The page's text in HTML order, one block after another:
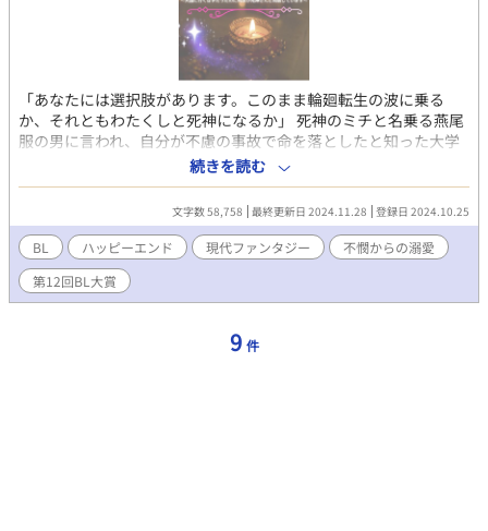
「あなたには選択肢があります。このまま輪廻転生の波に乗る
か、それともわたくしと死神になるか」 死神のミチと名乗る燕尾
服の男に言われ、自分が不慮の事故で命を落としたと知った大学
生の千沙樹。自分が死神候補であると知らされて、千沙樹は猶予
の一週間、ミチと一緒に生活することに。 ミチと暮らすうちに、
ミチに惹かれていく千沙樹。ミチも千沙樹を大事に思ってくれて
いるようだけれど……? これまでの人生、今の自分の気持ち、未
来――全部考えて千沙樹が出す答えは…… 過去に縛られたイケメ
ン死神×不憫な青年のセカンドライフラブ。
続きを読む
文字数 58,758 最終更新日 2024.11.28 登録日 2024.10.25
BL ハッピーエンド 現代ファンタジー
不憫からの溺愛
第12回BL大賞
9 件